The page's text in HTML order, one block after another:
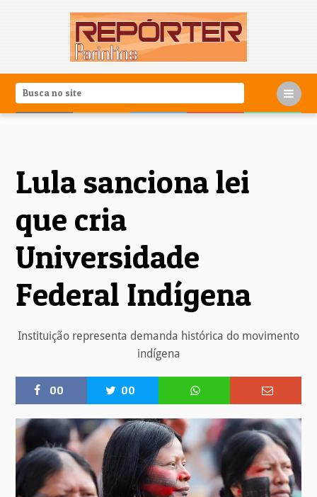
Lula sanciona lei
que cria
Universidade
Federal Indígena
Instituição representa demanda histórica do movimento
indígena
00 00